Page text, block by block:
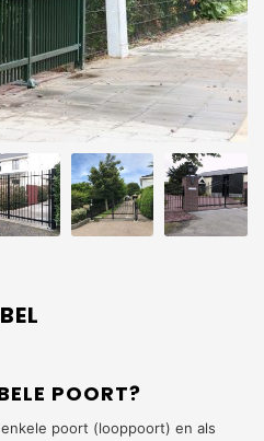
POORT?
poort (looppoort) en als